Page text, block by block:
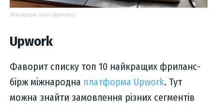
Міжнародні біржі фрилансу
Upwork
Фаворит списку топ 10 найкращих фриланс-
бірж міжнародна платформа Upwork. Тут
можна знайти замовлення різних сегментів